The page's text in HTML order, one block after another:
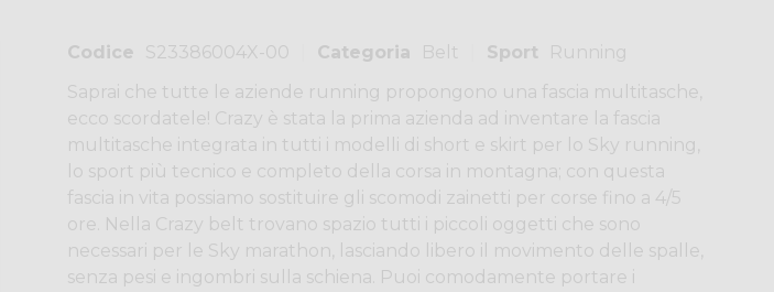
Codice S23386004X-00 Categoria Belt Sport
Running
Saprai che tutte le aziende running propongono una fascia multitasche,
ecco scordatele! Crazy è stata la prima azienda ad inventare la fascia
multitasche integrata in tutti i modelli di short e skirt per lo Sky running,
lo sport più tecnico e completo della corsa in montagna; con questa
fascia in vita possiamo sostituire gli scomodi zainetti per corse fino a 4/5
ore. Nella Crazy belt trovano spazio tutti i piccoli oggetti che sono
necessari per le Sky marathon, lasciando libero il movimento delle spalle,
senza pesi e ingombri sulla schiena. Puoi comodamente portare i